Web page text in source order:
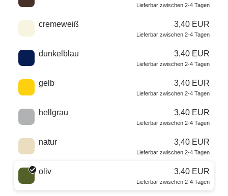
Lieferbar zwischen 2-4 Tagen
cremeweiß 3,40 EUR
Lieferbar zwischen 2-4 Tagen
dunkelblau 3,40 EUR
Lieferbar zwischen 2-4 Tagen
gelb 3,40 EUR
Lieferbar zwischen 2-4 Tagen
hellgrau 3,40 EUR
Lieferbar zwischen 2-4 Tagen
natur 3,40 EUR
Lieferbar zwischen 2-4 Tagen
oliv 3,40 EUR
Lieferbar zwischen 2-4 Tagen